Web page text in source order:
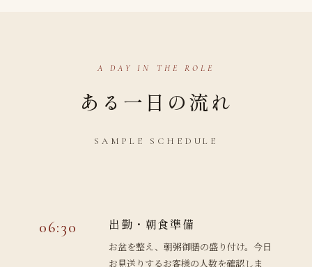
A DAY IN THE ROLE
ある一日の流れ
SAMPLE SCHEDULE
06:30 出勤・朝食準備
お盆を整え、朝粥御膳の盛り付け。今日
お見送りするお客様の人数を確認しま